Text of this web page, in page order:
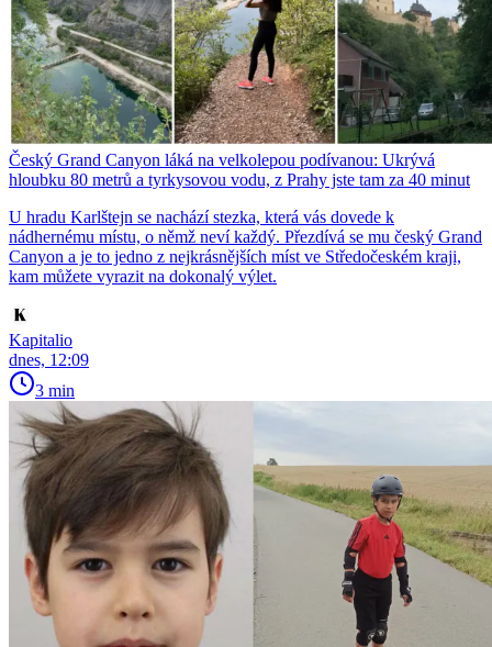
Český Grand Canyon láká na velkolepou podívanou: Ukrývá
hloubku 80 metrů a tyrkysovou vodu, z Prahy jste tam za 40 minut
U hradu Karlštejn se nachází stezka, která vás dovede k
nádhernému místu, o němž neví každý. Přezdívá se mu český Grand
Canyon a je to jedno z nejkrásnějších míst ve Středočeském kraji,
kam můžete vyrazit na dokonalý výlet.
Kapitalio
dnes, 12:09
3 min